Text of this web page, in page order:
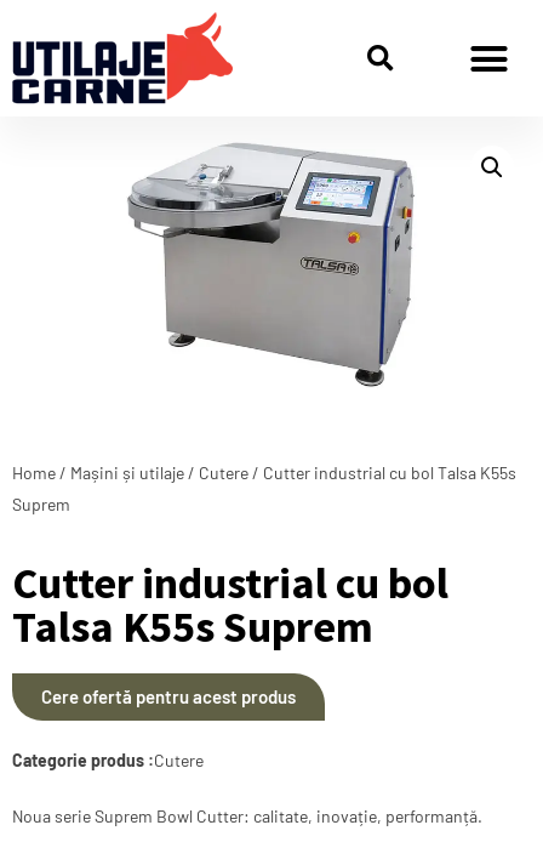
Home / Mașini și utilaje / Cutere / Cutter industrial cu bol Talsa K55s
Suprem
Cutter industrial cu bol
Talsa K55s Suprem
Cere ofertă pentru acest produs
Categorie produs :Cutere
Noua serie Suprem Bowl Cutter: calitate, inovație, performanță.